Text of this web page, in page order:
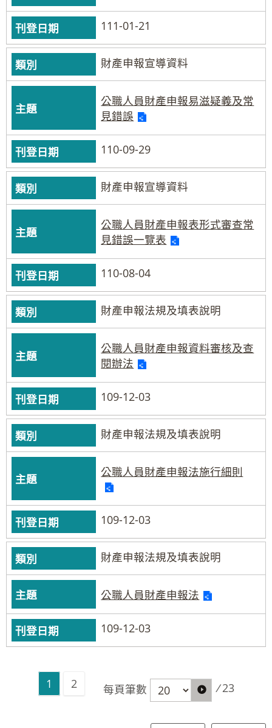
111-01-21
財產申報宣導資料
公職人員財產申報易滋疑義及常
見錯誤
110-09-29
財產申報宣導資料
公職人員財產申報表形式審查常
見錯誤一覽表
110-08-04
財產申報法規及填表說明
公職人員財產申報資料審核及查
閱辦法
109-12-03
財產申報法規及填表說明
公職人員財產申報法施行細則
109-12-03
財產申報法規及填表說明
公職人員財產申報法
109-12-03
1 2 每頁筆數 / 23